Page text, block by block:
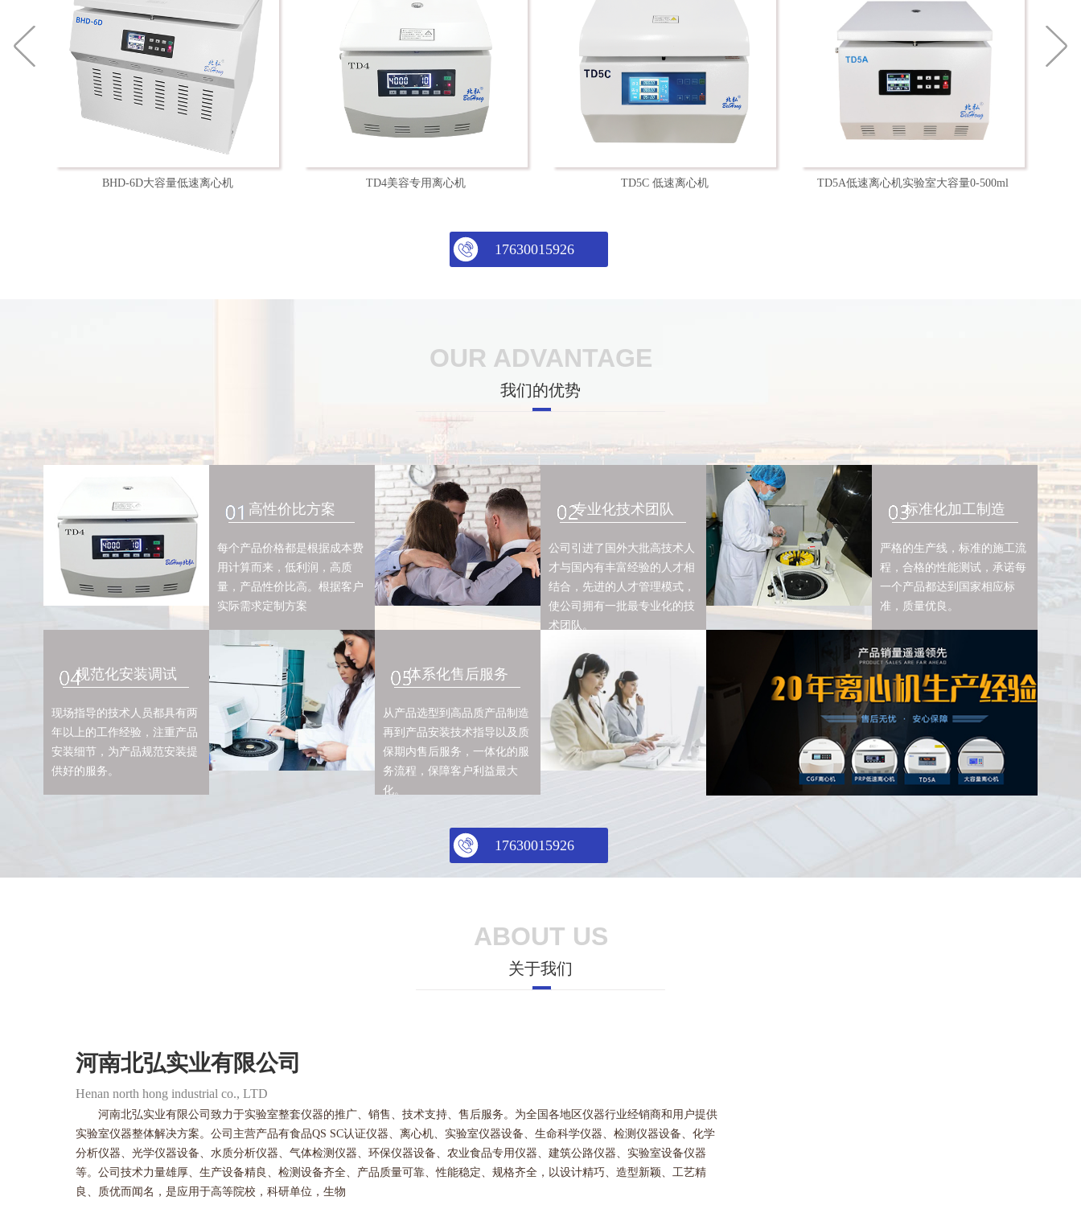
BHD-6D大容量低速离心机 TD4美容专用离心机 TD5C 低速离心机 TD5A低速离心机实验室大容量0-500ml
17630015926
OUR ADVANTAGE
我们的优势
高性价比方案
每个产品价格都是根据成本费
用计算而来，低利润，高质
量，产品性价比高。根据客户
实际需求定制方案
专业化技术团队
公司引进了国外大批高技术人
才与国内有丰富经验的人才相
结合，先进的人才管理模式，
使公司拥有一批最专业化的技
术团队。
标准化加工制造
严格的生产线，标准的施工流
程，合格的性能测试，承诺每
一个产品都达到国家相应标
准，质量优良。
规范化安装调试
现场指导的技术人员都具有两
年以上的工作经验，注重产品
安装细节，为产品规范安装提
供好的服务。
体系化售后服务
从产品选型到高品质产品制造
再到产品安装技术指导以及质
保期内售后服务，一体化的服
务流程，保障客户利益最大
化。
17630015926
ABOUT US
关于我们
河南北弘实业有限公司
Henan north hong industrial co., LTD
河南北弘实业有限公司致力于实验室整套仪器的推广、销售、技术支持、售后服务。为全国各地区仪器行业经销商和用户提供
实验室仪器整体解决方案。公司主营产品有食品QS SC认证仪器、离心机、实验室仪器设备、生命科学仪器、检测仪器设备、化学
分析仪器、光学仪器设备、水质分析仪器、气体检测仪器、环保仪器设备、农业食品专用仪器、建筑公路仪器、实验室设备仪器
等。公司技术力量雄厚、生产设备精良、检测设备齐全、产品质量可靠、性能稳定、规格齐全，以设计精巧、造型新颖、工艺精
良、质优而闻名，是应用于高等院校，科研单位，生物